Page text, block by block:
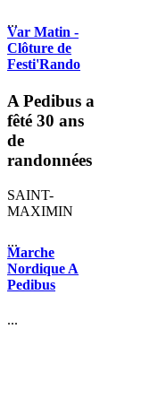
...
Var Matin -
Clôture de
Festi'Rando
A Pedibus a
fêté 30 ans
de
randonnées
SAINT-
MAXIMIN
...
Marche
Nordique A
Pedibus
...